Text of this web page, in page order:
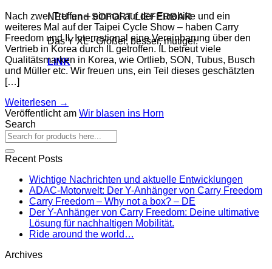
NEU und SOFORT LIEFERBAR
Das Y XL - Größer, besser, mutiger.
LINK
Nach zwei Treffen – einmal auf der Eurobike und ein
weiteres Mal auf der Taipei Cycle Show – haben Carry
Freedom und IL International eine Vereinbarung über den
Vertrieb in Korea durch IL getroffen. IL betreut viele
Qualitätsmarken in Korea, wie Ortlieb, SON, Tubus, Busch
und Müller etc. Wir freuen uns, ein Teil dieses geschätzten
[…]
Weiterlesen →
Veröffentlicht am Wir blasen ins Horn
Search
Recent Posts
Wichtige Nachrichten und aktuelle Entwicklungen
ADAC-Motorwelt: Der Y-Anhänger von Carry Freedom
Carry Freedom – Why not a box? – DE
Der Y-Anhänger von Carry Freedom: Deine ultimative
Lösung für nachhaltigen Mobilität.
Ride around the world…
Archives